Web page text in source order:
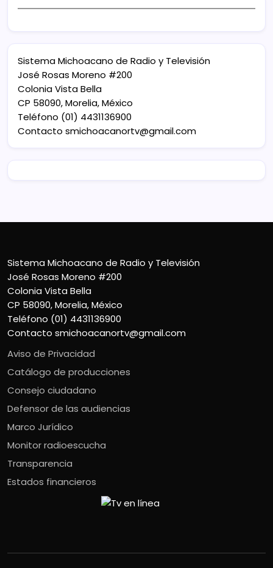
Sistema Michoacano de Radio y Televisión
José Rosas Moreno #200
Colonia Vista Bella
CP 58090, Morelia, México
Teléfono (01) 4431136900
Contacto smichoacanortv@gmail.com
Sistema Michoacano de Radio y Televisión
José Rosas Moreno #200
Colonia Vista Bella
CP 58090, Morelia, México
Teléfono (01) 4431136900
Contacto smichoacanortv@gmail.com
Aviso de Privacidad
Catálogo de producciones
Consejo ciudadano
Defensor de las audiencias
Marco Jurídico
Monitor radioescucha
Transparencia
Estados financieros